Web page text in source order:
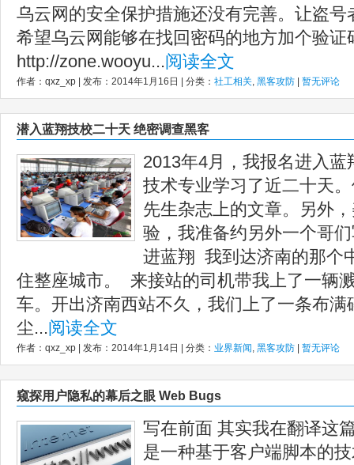
乌云网的安全保护措施还没有完善。让盗
希望乌云网能够在找回密码的地方加个验证
http://zone.wooyu...阅读全文
作者：qxz_xp | 发布：2014年1月16日 | 分类： 社工相关, 黑客攻防 暂无评论
潜入蓝翔技校二十天 绝密调查黑客
2013年4月，我报名进入
技术专业学习了近二十天
先生杂志上的文章。另外
验，我准备约另外一个哥
进蓝翔 我到达济南的那个
住整座城市。 来接站的司机带我上了一辆
车。开出济南西站不久，我们上了一条布
尘...阅读全文
作者：qxz_xp | 发布：2014年1月14日 | 分类： 业界新闻, 黑客攻防 暂无评论
窥探用户隐私的幕后之眼 Web Bugs
写在前面 其实我在翻译这
是一种基于客户端脚本的